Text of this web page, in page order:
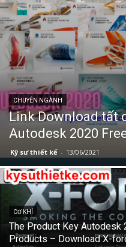
CHUYÊN NGÀNH
Link Download tất
Autodesk 2020
Kỹ sư thiết kế - 13/06/2021
CƠ KHÍ
The Product Key Autodesk
Products – Download X-